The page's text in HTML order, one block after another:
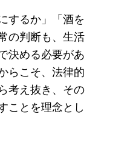
するか」「酒を
の判断も、生活
決める必要があ
らこそ、法律的
考え抜き、その
ことを理念とし